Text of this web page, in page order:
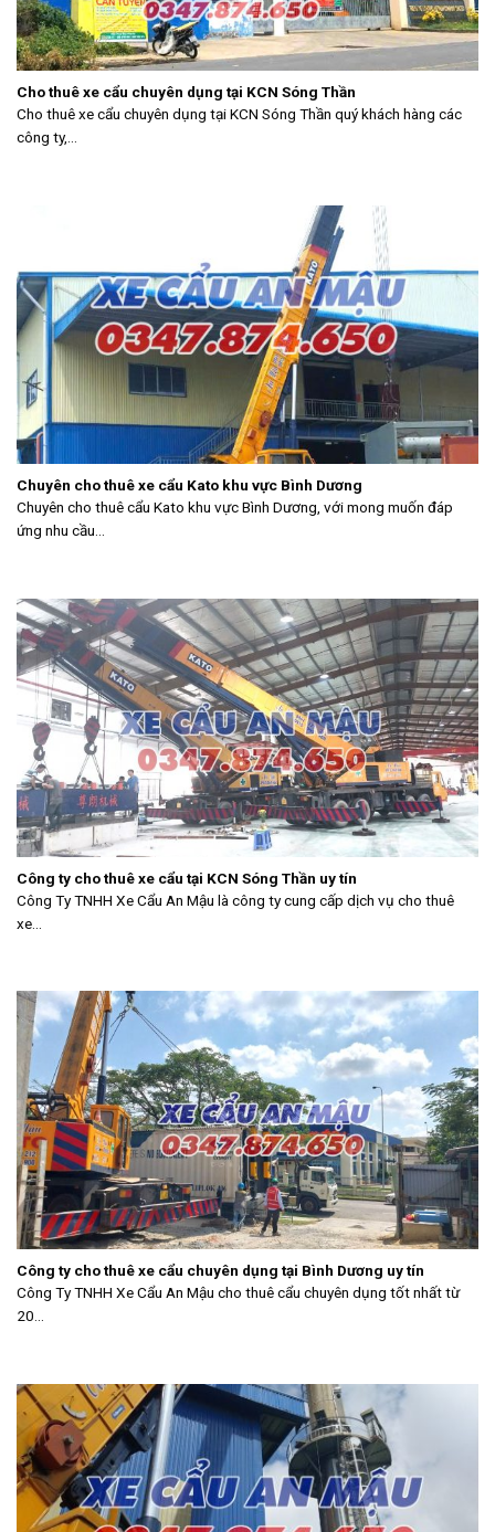
Cho thuê xe cẩu chuyên dụng tại KCN Sóng Thần
Cho thuê xe cẩu chuyên dụng tại KCN Sóng Thần quý khách hàng các
công ty,...
Chuyên cho thuê xe cẩu Kato khu vực Bình Dương
Chuyên cho thuê cẩu Kato khu vực Bình Dương, với mong muốn đáp
ứng nhu cầu...
Công ty cho thuê xe cẩu tại KCN Sóng Thần uy tín
Công Ty TNHH Xe Cẩu An Mậu là công ty cung cấp dịch vụ cho thuê
xe...
Công ty cho thuê xe cẩu chuyên dụng tại Bình Dương uy tín
Công Ty TNHH Xe Cẩu An Mậu cho thuê cẩu chuyên dụng tốt nhất từ
20...